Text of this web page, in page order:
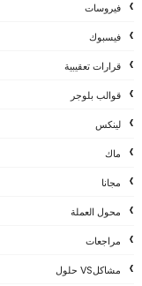
فيروسات
فيسبوك
قرارات تعقيبية
قوالب بلوجر
لينكس
ماك
مجانا
محول العملة
مراجعات
مشاكلVS حلول